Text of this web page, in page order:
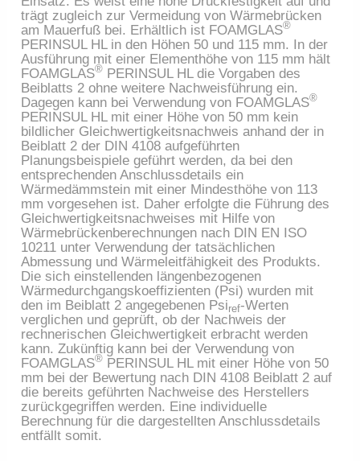
trägt zugleich zur Vermeidung von Wärmebrücken
am Mauerfuß bei. Erhältlich ist FOAMGLAS®
PERINSUL HL in den Höhen 50 und 115 mm. In der
Ausführung mit einer Elementhöhe von 115 mm hält
FOAMGLAS® PERINSUL HL die Vorgaben des
Beiblatts 2 ohne weitere Nachweisführung ein.
Dagegen kann bei Verwendung von FOAMGLAS®
PERINSUL HL mit einer Höhe von 50 mm kein
bildlicher Gleichwertigkeitsnachweis anhand der in
Beiblatt 2 der DIN 4108 aufgeführten
Planungsbeispiele geführt werden, da bei den
entsprechenden Anschlussdetails ein
Wärmedämmstein mit einer Mindesthöhe von 113
mm vorgesehen ist. Daher erfolgte die Führung des
Gleichwertigkeitsnachweises mit Hilfe von
Wärmebrückenberechnungen nach DIN EN ISO
10211 unter Verwendung der tatsächlichen
Abmessung und Wärmeleitfähigkeit des Produkts.
Die sich einstellenden längenbezogenen
Wärmedurchgangskoeffizienten (Psi) wurden mit
den im Beiblatt 2 angegebenen Psiref-Werten
verglichen und geprüft, ob der Nachweis der
rechnerischen Gleichwertigkeit erbracht werden
kann. Zukünftig kann bei der Verwendung von
FOAMGLAS® PERINSUL HL mit einer Höhe von 50
mm bei der Bewertung nach DIN 4108 Beiblatt 2 auf
die bereits geführten Nachweise des Herstellers
zurückgegriffen werden. Eine individuelle
Berechnung für die dargestellten Anschlussdetails
entfällt somit.